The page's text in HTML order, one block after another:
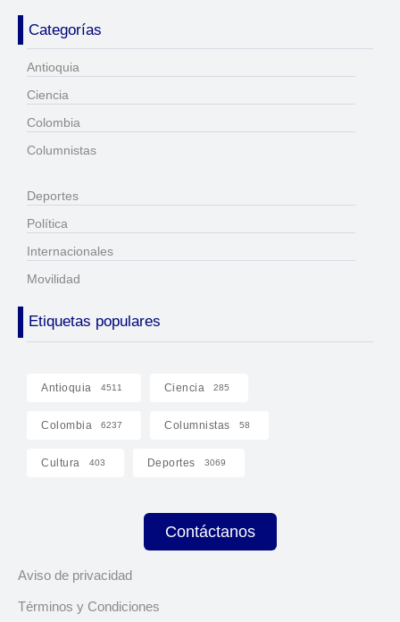
Categorías
Antioquia
Ciencia
Colombia
Columnistas
Deportes
Política
Internacionales
Movilidad
Etiquetas populares
Antioquia 4511 Ciencia 285
Colombia 6237 Columnistas 58
Cultura 403 Deportes 3069
Contáctanos
Aviso de privacidad
Términos y Condiciones